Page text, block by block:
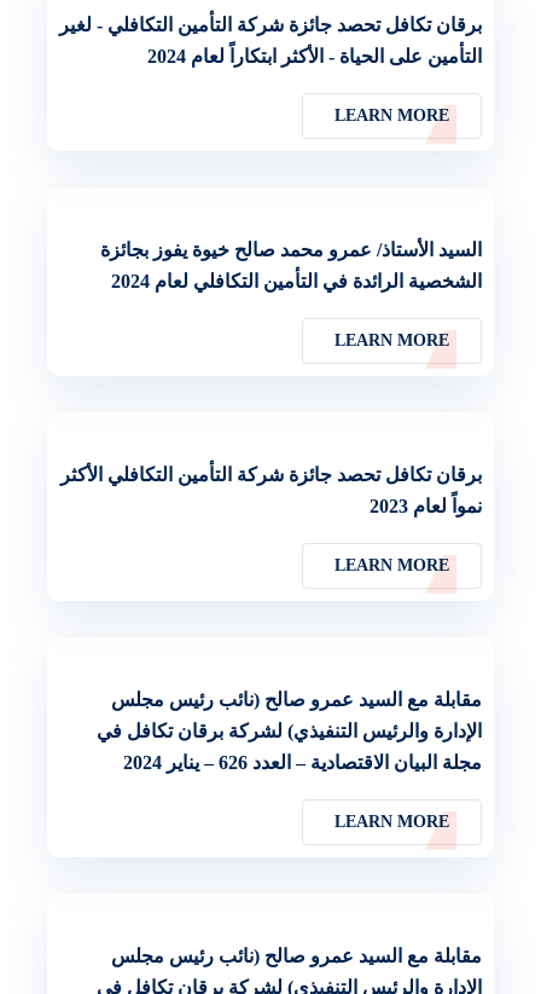
برقان تكافل تحصد جائزة شركة التأمين التكافلي - لغير
التأمين على الحياة - الأكثر ابتكاراً لعام 2024
LEARN MORE
السيد الأستاذ/ عمرو محمد صالح خيوة يفوز بجائزة
الشخصية الرائدة في التأمين التكافلي لعام 2024
LEARN MORE
برقان تكافل تحصد جائزة شركة التأمين التكافلي الأكثر
نمواً لعام 2023
LEARN MORE
مقابلة مع السيد عمرو صالح (نائب رئيس مجلس
الإدارة والرئيس التنفيذي) لشركة برقان تكافل في
مجلة البيان الاقتصادية – العدد 626 – يناير 2024
LEARN MORE
مقابلة مع السيد عمرو صالح (نائب رئيس مجلس
الإدارة والرئيس التنفيذي) لشركة برقان تكافل في